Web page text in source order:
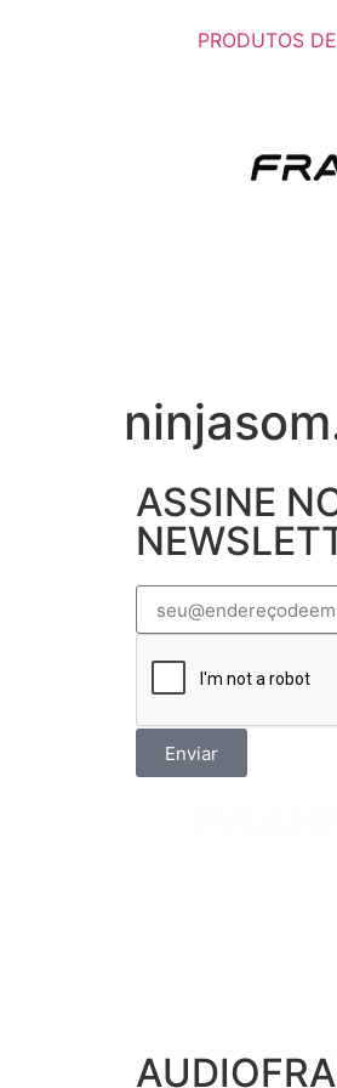
PRODUTOS
ASSINE
Enviar